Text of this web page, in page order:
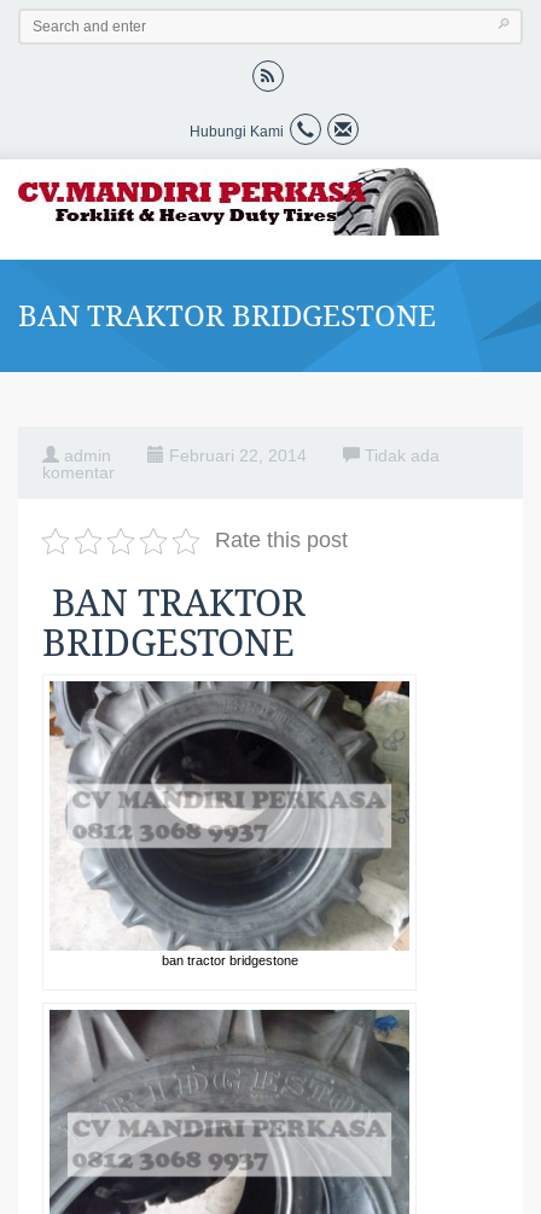
Hubungi Kami
BAN TRAKTOR BRIDGESTONE
admin Februari 22, 2014
Tidak ada
komentar
Rate this post
BAN TRAKTOR
BRIDGESTONE
ban tractor bridgestone